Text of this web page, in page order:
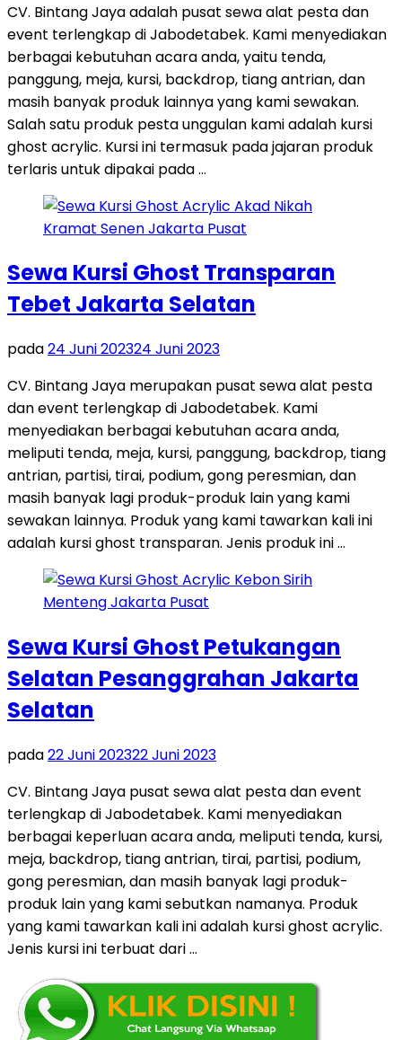
CV. Bintang Jaya adalah pusat sewa alat pesta dan
event terlengkap di Jabodetabek. Kami menyediakan
berbagai kebutuhan acara anda, yaitu tenda,
panggung, meja, kursi, backdrop, tiang antrian, dan
masih banyak produk lainnya yang kami sewakan.
Salah satu produk pesta unggulan kami adalah kursi
ghost acrylic. Kursi ini termasuk pada jajaran produk
terlaris untuk dipakai pada …
Sewa Kursi Ghost Transparan
Tebet Jakarta Selatan
pada24 Juni 202324 Juni 2023
CV. Bintang Jaya merupakan pusat sewa alat pesta
dan event terlengkap di Jabodetabek. Kami
menyediakan berbagai kebutuhan acara anda,
meliputi tenda, meja, kursi, panggung, backdrop, tiang
antrian, partisi, tirai, podium, gong peresmian, dan
masih banyak lagi produk-produk lain yang kami
sewakan lainnya. Produk yang kami tawarkan kali ini
adalah kursi ghost transparan. Jenis produk ini …
Sewa Kursi Ghost Petukangan
Selatan Pesanggrahan Jakarta
Selatan
pada22 Juni 202322 Juni 2023
CV. Bintang Jaya pusat sewa alat pesta dan event
terlengkap di Jabodetabek. Kami menyediakan
berbagai keperluan acara anda, meliputi tenda, kursi,
meja, backdrop, tiang antrian, tirai, partisi, podium,
gong peresmian, dan masih banyak lagi produk-
produk lain yang kami sebutkan namanya. Produk
yang kami tawarkan kali ini adalah kursi ghost acrylic.
Jenis kursi ini terbuat dari …